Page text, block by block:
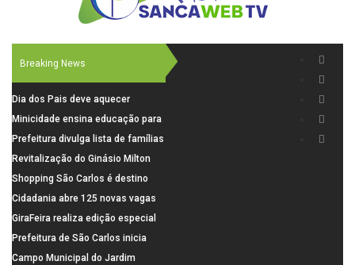
Breaking News
Dia dos Pais deve aquecer
comércio de São Carlos com
renda em alta e maior circulação
de consumidores
Minicidade ensina educação para
o trânsito a 264 crianças da rede
municipal
Prefeitura divulga lista de famílias
pré-selecionadas pela Caixa para
o Residencial Santa Felícia
Revitalização do Ginásio Milton
Olaio filho avança com obras de
recuperação
Shopping São Carlos é destino
para celebrar o Dia dos Pais com
presentes, gastronomia e lazer
Cidadania abre 125 novas vagas
para oficinas de convivência
GiraFeira realiza edição especial
de Dia dos Pais neste domingo (9)
na Praça dos Advogados
Prefeitura de São Carlos inicia
instalação de ovitrampas para
Campo Municipal do Jardim